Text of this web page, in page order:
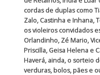
cordas de duplas como
Zalo, Castinha e Inhana,
os violeiros convidados
Orlandinho, Zé Mario,
Priscilla, Geisa Helena e
Haverá, ainda, o sorteio
verduras, bolos, pães e